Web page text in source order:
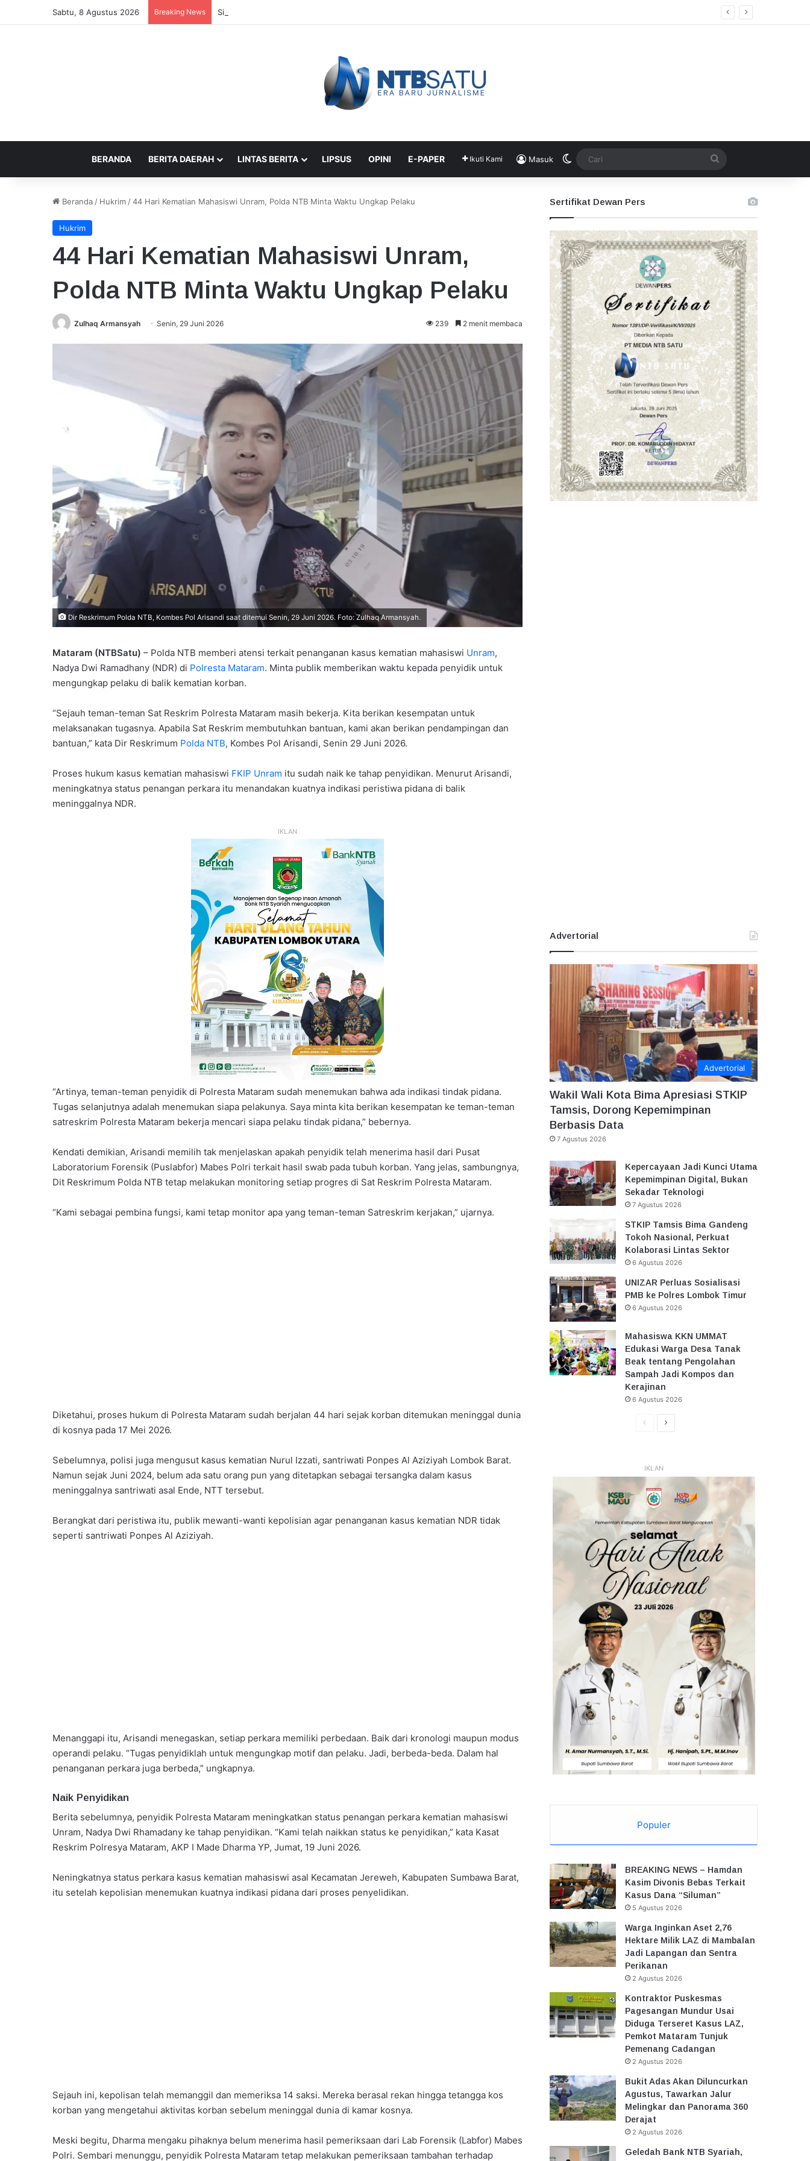
Sabtu, 8 Agustus 2026 Breaking News Sidang Lanjutan Malaungi, Saksi Ungkap Ada Aliran Dana Sebesar Rp2,7 Miliar
BERANDA BERITA DAERAH LINTAS BERITA LIPSUS OPINI E-PAPER Ikuti Kami Masuk Switch skin
Beranda / Hukrim /44 Hari Kematian Mahasiswi Unram, Polda NTB Minta Waktu Ungkap Pelaku
Hukrim
44 Hari Kematian Mahasiswi Unram,
Polda NTB Minta Waktu Ungkap Pelaku
Zulhaq Armansyah Senin, 29 Juni 2026 239 2 menit membaca
Dir Reskrimum Polda NTB, Kombes Pol Arisandi saat ditemui Senin, 29 Juni 2026. Foto: Zulhaq Armansyah.
Mataram (NTBSatu) – Polda NTB memberi atensi terkait penanganan kasus kematian mahasiswi Unram,
Nadya Dwi Ramadhany (NDR) di Polresta Mataram. Minta publik memberikan waktu kepada penyidik untuk
mengungkap pelaku di balik kematian korban.
“Sejauh teman-teman Sat Reskrim Polresta Mataram masih bekerja. Kita berikan kesempatan untuk
melaksanakan tugasnya. Apabila Sat Reskrim membutuhkan bantuan, kami akan berikan pendampingan dan
bantuan,” kata Dir Reskrimum Polda NTB, Kombes Pol Arisandi, Senin 29 Juni 2026.
Proses hukum kasus kematian mahasiswi FKIP Unram itu sudah naik ke tahap penyidikan. Menurut Arisandi,
meningkatnya status penangan perkara itu menandakan kuatnya indikasi peristiwa pidana di balik
meninggalnya NDR.
IKLAN
“Artinya, teman-teman penyidik di Polresta Mataram sudah menemukan bahwa ada indikasi tindak pidana.
Tugas selanjutnya adalah menemukan siapa pelakunya. Saya minta kita berikan kesempatan ke teman-teman
satreskrim Polresta Mataram bekerja mencari siapa pelaku tindak pidana,” bebernya.
Kendati demikian, Arisandi memilih tak menjelaskan apakah penyidik telah menerima hasil dari Pusat
Laboratorium Forensik (Puslabfor) Mabes Polri terkait hasil swab pada tubuh korban. Yang jelas, sambungnya,
Dit Reskrimum Polda NTB tetap melakukan monitoring setiap progres di Sat Reskrim Polresta Mataram.
“Kami sebagai pembina fungsi, kami tetap monitor apa yang teman-teman Satreskrim kerjakan,” ujarnya.
Diketahui, proses hukum di Polresta Mataram sudah berjalan 44 hari sejak korban ditemukan meninggal dunia
di kosnya pada 17 Mei 2026.
Sebelumnya, polisi juga mengusut kasus kematian Nurul Izzati, santriwati Ponpes Al Aziziyah Lombok Barat.
Namun sejak Juni 2024, belum ada satu orang pun yang ditetapkan sebagai tersangka dalam kasus
meninggalnya santriwati asal Ende, NTT tersebut.
Berangkat dari peristiwa itu, publik mewanti-wanti kepolisian agar penanganan kasus kematian NDR tidak
seperti santriwati Ponpes Al Aziziyah.
Menanggapi itu, Arisandi menegaskan, setiap perkara memiliki perbedaan. Baik dari kronologi maupun modus
operandi pelaku. “Tugas penyidiklah untuk mengungkap motif dan pelaku. Jadi, berbeda-beda. Dalam hal
penanganan perkara juga berbeda,” ungkapnya.
Naik Penyidikan
Berita sebelumnya, penyidik Polresta Mataram meningkatkan status penangan perkara kematian mahasiswi
Unram, Nadya Dwi Rhamadany ke tahap penyidikan. “Kami telah naikkan status ke penyidikan,” kata Kasat
Reskrim Polresya Mataram, AKP I Made Dharma YP, Jumat, 19 Juni 2026.
Neningkatnya status perkara kasus kematian mahasiswi asal Kecamatan Jereweh, Kabupaten Sumbawa Barat,
itu setelah kepolisian menemukan kuatnya indikasi pidana dari proses penyelidikan.
Sejauh ini, kepolisan telah memanggil dan memeriksa 14 saksi. Mereka berasal rekan hingga tetangga kos
korban yang mengetahui aktivitas korban sebelum meninggal dunia di kamar kosnya.
Meski begitu, Dharma mengaku pihaknya belum menerima hasil pemeriksaan dari Lab Forensik (Labfor) Mabes
Polri. Sembari menunggu, penyidik Polresta Mataram tetap melakukan pemeriksaan tambahan terhadap
Sertifikat Dewan Pers
Advertorial
Advertorial
Wakil Wali Kota Bima Apresiasi STKIP
Tamsis, Dorong Kepemimpinan
Berbasis Data
7 Agustus 2026
Kepercayaan Jadi Kunci Utama
Kepemimpinan Digital, Bukan
Sekadar Teknologi
7 Agustus 2026
STKIP Tamsis Bima Gandeng
Tokoh Nasional, Perkuat
Kolaborasi Lintas Sektor
6 Agustus 2026
UNIZAR Perluas Sosialisasi
PMB ke Polres Lombok Timur
6 Agustus 2026
Mahasiswa KKN UMMAT
Edukasi Warga Desa Tanak
Beak tentang Pengolahan
Sampah Jadi Kompos dan
Kerajinan
6 Agustus 2026
HalamanHalaman
IKLAN
Populer
BREAKING NEWS – Hamdan
Kasim Divonis Bebas Terkait
Kasus Dana “Siluman”
5 Agustus 2026
Warga Inginkan Aset 2,76
Hektare Milik LAZ di Mambalan
Jadi Lapangan dan Sentra
Perikanan
2 Agustus 2026
Kontraktor Puskesmas
Pagesangan Mundur Usai
Diduga Terseret Kasus LAZ,
Pemkot Mataram Tunjuk
Pemenang Cadangan
2 Agustus 2026
Bukit Adas Akan Diluncurkan
Agustus, Tawarkan Jalur
Melingkar dan Panorama 360
Derajat
2 Agustus 2026
Geledah Bank NTB Syariah,